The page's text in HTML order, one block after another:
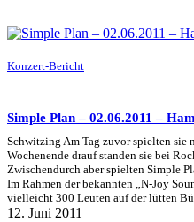
Konzert-Bericht
Simple Plan – 02.06.2011 –
Schwitzing Am Tag zuvor spielten sie
Wochenende drauf standen sie bei
Zwischendurch aber spielten Simple
Im Rahmen der bekannten „N-Joy
vielleicht 300 Leuten auf der lütten
12. Juni 2011